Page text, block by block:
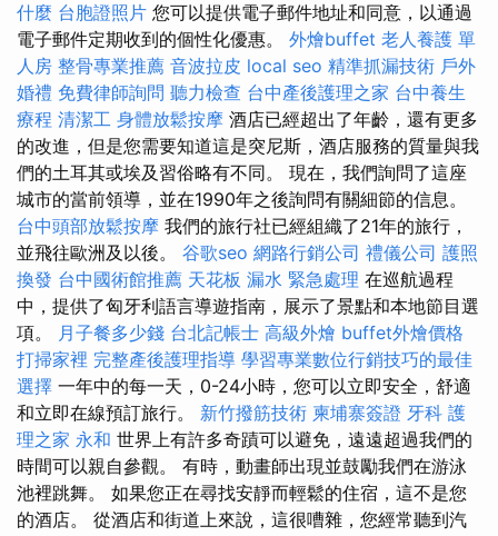
什麼 台胞證照片 您可以提供電子郵件地址和同意，以通過
電子郵件定期收到的個性化優惠。 外燴buffet 老人養護 單
人房 整骨專業推薦 音波拉皮 local seo 精準抓漏技術 戶外
婚禮 免費律師詢問 聽力檢查 台中產後護理之家 台中養生
療程 清潔工 身體放鬆按摩 酒店已經超出了年齡，還有更多
的改進，但是您需要知道這是突尼斯，酒店服務的質量與我
們的土耳其或埃及習俗略有不同。 現在，我們詢問了這座
城市的當前領導，並在1990年之後詢問有關細節的信息。
台中頭部放鬆按摩 我們的旅行社已經組織了21年的旅行，
並飛往歐洲及以後。 谷歌seo 網路行銷公司 禮儀公司 護照
換發 台中國術館推薦 天花板 漏水 緊急處理 在巡航過程
中，提供了匈牙利語言導遊指南，展示了景點和本地節目選
項。 月子餐多少錢 台北記帳士 高級外燴 buffet外燴價格
打掃家裡 完整產後護理指導 學習專業數位行銷技巧的最佳
選擇 一年中的每一天，0-24小時，您可以立即安全，舒適
和立即在線預訂旅行。 新竹撥筋技術 柬埔寨簽證 牙科 護
理之家 永和 世界上有許多奇蹟可以避免，遠遠超過我們的
時間可以親自參觀。 有時，動畫師出現並鼓勵我們在游泳
池裡跳舞。 如果您正在尋找安靜而輕鬆的住宿，這不是您
的酒店。 從酒店和街道上來說，這很嘈雜，您經常聽到汽